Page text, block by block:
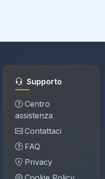
Supporto
Centro
assistenza
Contattaci
FAQ
Privacy